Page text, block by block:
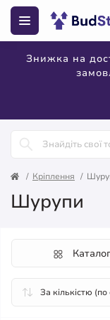
Знижка на
Кріплення
Шурупи
Каталог